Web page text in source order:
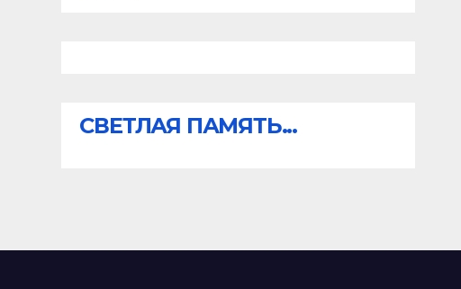
СВЕТЛАЯ ПАМЯТЬ...